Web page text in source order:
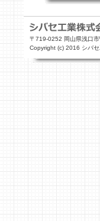
〒719-0252 岡山県浅口
Copyright (c) 2016 シバ